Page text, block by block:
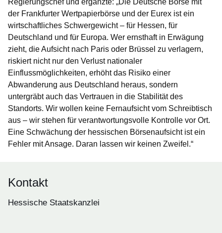
Regierungschef und ergänzte: „Die Deutsche Börse mit
der Frankfurter Wertpapierbörse und der Eurex ist ein
wirtschaftliches Schwergewicht – für Hessen, für
Deutschland und für Europa. Wer ernsthaft in Erwägung
zieht, die Aufsicht nach Paris oder Brüssel zu verlagern,
riskiert nicht nur den Verlust nationaler
Einflussmöglichkeiten, erhöht das Risiko einer
Abwanderung aus Deutschland heraus, sondern
untergräbt auch das Vertrauen in die Stabilität des
Standorts. Wir wollen keine Fernaufsicht vom Schreibtisch
aus – wir stehen für verantwortungsvolle Kontrolle vor Ort.
Eine Schwächung der hessischen Börsenaufsicht ist ein
Fehler mit Ansage. Daran lassen wir keinen Zweifel.“
Kontakt
Hessische Staatskanzlei